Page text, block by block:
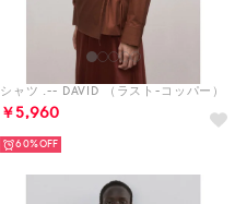
シャツ .-- DAVID （ラスト-コッパー）
￥5,960
60%